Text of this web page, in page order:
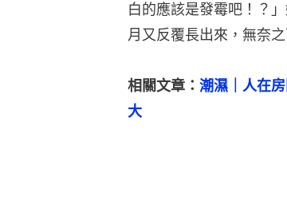
白的應該是發霉吧！？
月又反覆長出來，無奈
相關文章： 潮濕｜人在
大